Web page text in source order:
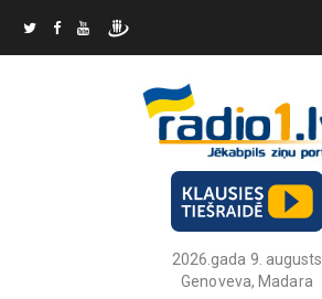
2026.gada 9. augusts
Genoveva, Madara